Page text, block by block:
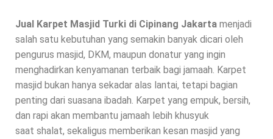
Jual Karpet Masjid Turki di Cipinang Jakarta menjadi
salah satu kebutuhan yang semakin banyak dicari oleh
pengurus masjid, DKM, maupun donatur yang ingin
menghadirkan kenyamanan terbaik bagi jamaah. Karpet
masjid bukan hanya sekadar alas lantai, tetapi bagian
penting dari suasana ibadah. Karpet yang empuk, bersih,
dan rapi akan membantu jamaah lebih khusyuk
saat shalat, sekaligus memberikan kesan masjid yang